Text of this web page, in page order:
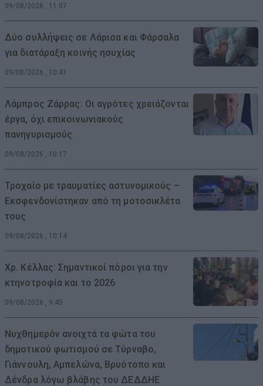
09/08/2026 , 11:07
Δύο συλλήψεις σε Λάρισα και Φάρσαλα
για διατάραξη κοινής ησυχίας
09/08/2026 , 10:41
Λάμπρος Ζάρρας: Οι αγρότες χρειάζονται
έργα, όχι επικοινωνιακούς
πανηγυρισμούς
09/08/2026 , 10:17
Τροχαίο με τραυματίες αστυνομικούς –
Εκσφενδονίστηκαν από τη μοτοσικλέτα
τους
09/08/2026 , 10:14
Χρ. Κέλλας: Σημαντικοί πόροι για την
κτηνοτροφία και το 2026
09/08/2026 , 9:45
Νυχθημερόν ανοιχτά τα φώτα του
δημοτικού φωτισμού σε Τύρναβο,
Γιάννουλη, Αμπελώνα, Βρυότοπο και
Δένδρα λόγω βλάβης του ΔΕΔΔΗΕ